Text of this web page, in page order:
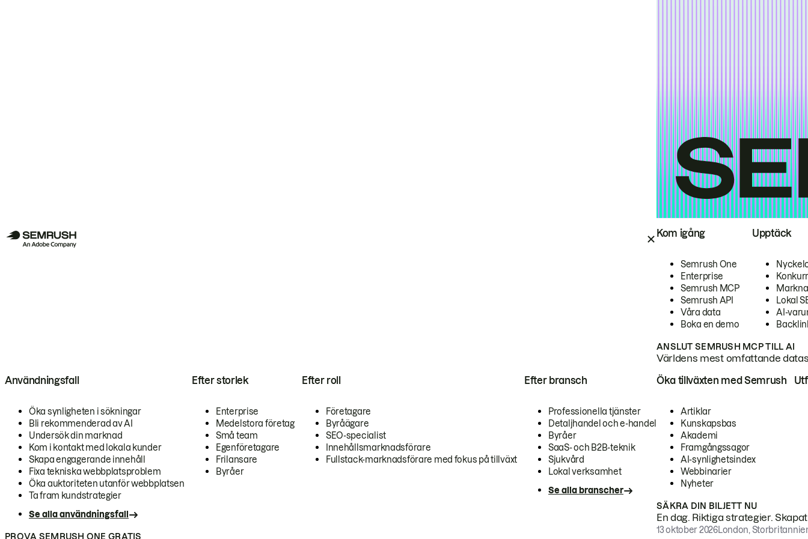
Kom igång
Semrush One
Enterprise
Semrush MCP
Semrush API
Våra data
Boka en demo
Upptäck
Lokal
AI-
ANSLUT SEMRUSH MCP TILL AI
Världens mest omfattande
Användningsfall
Öka synligheten i sökningar
Bli rekommenderad av AI
Undersök din marknad
Kom i kontakt med lokala kunder
Skapa engagerande innehåll
Fixa tekniska webbplatsproblem
Öka auktoriteten utanför webbplatsen
Ta fram kundstrategier
Se alla användningsfall
Efter storlek
Enterprise
Medelstora företag
Små team
Egenföretagare
Frilansare
Byråer
Efter roll
Företagare
Byråägare
SEO-specialist
Innehållsmarknadsförare
Fullstack-marknadsförare med fokus på tillväxt
Efter bransch
Professionella tjänster
Detaljhandel och e-handel
Byråer
SaaS- och B2B-teknik
Sjukvård
Lokal verksamhet
Se alla branscher
PROVA SEMRUSH ONE GRATIS
Öka tillväxten med Semrush
Artiklar
Kunskapsbas
Akademi
Framgångssagor
AI-synlighetsindex
Webbinarier
Nyheter
SÄKRA DIN BILJETT NU
En dag. Riktiga strategier.
13 oktober 2026London,